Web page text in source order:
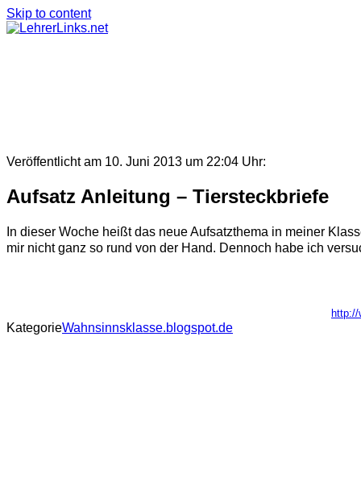
Skip to content
Veröffentlicht am 10. Juni 2013 um 22:04 Uhr:
Aufsatz Anleitung – Tiersteckbriefe
In dieser Woche heißt das neue Aufsatzthema in meiner
mir nicht ganz so rund von der Hand. Dennoch habe ich
KategorieWahnsinnsklasse.blogspot.de